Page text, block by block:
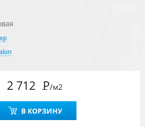
2 712 Р/м2
В КОРЗИНУ